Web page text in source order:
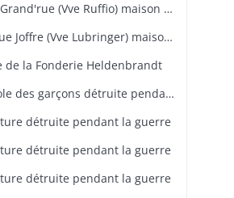
Bitschwiller-les-Thann : 47 Grand'rue (Vve Ruffio) maison détruite pendant la guerre
Bitschwiller-les-Thann : 5 rue Joffre (Vve Lubringer) maison détruite pendant la guerre
la Fonderie Heldenbrandt
Bitschwiller-les-Thann : école des garçons détruite pendant la guerre
détruite pendant la guerre
détruite pendant la guerre
détruite pendant la guerre